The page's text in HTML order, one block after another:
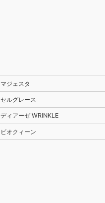
マジェスタ
セルグレース
ディアーゼ WRINKLE
ビオクィーン